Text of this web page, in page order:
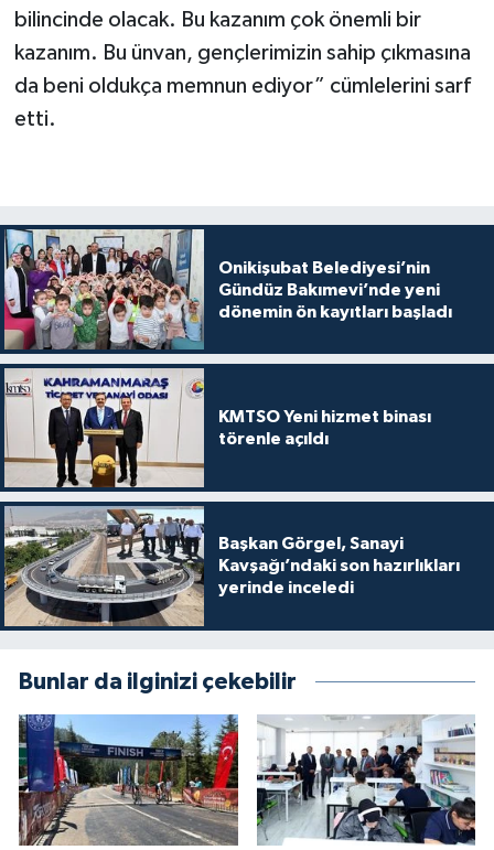
bilincinde olacak. Bu kazanım çok önemli bir
kazanım. Bu ünvan, gençlerimizin sahip çıkmasına
da beni oldukça memnun ediyor” cümlelerini sarf
etti.
Onikişubat Belediyesi’nin
Gündüz Bakımevi’nde yeni
dönemin ön kayıtları başladı
KMTSO Yeni hizmet binası
törenle açıldı
Başkan Görgel, Sanayi
Kavşağı’ndaki son hazırlıkları
yerinde inceledi
Bunlar da ilginizi çekebilir